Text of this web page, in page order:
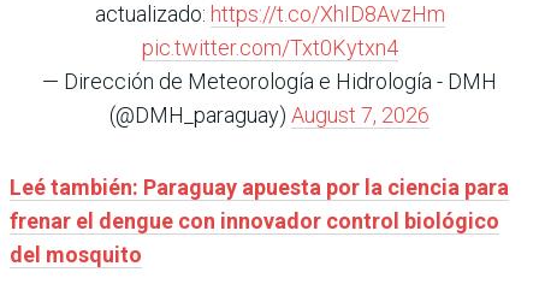
actualizado: https://t.co/XhID8AvzHm
pic.twitter.com/Txt0Kytxn4
— Dirección de Meteorología e Hidrología - DMH
(@DMH_paraguay) August 7, 2026
Leé también: Paraguay apuesta por la ciencia para
frenar el dengue con innovador control biológico
del mosquito